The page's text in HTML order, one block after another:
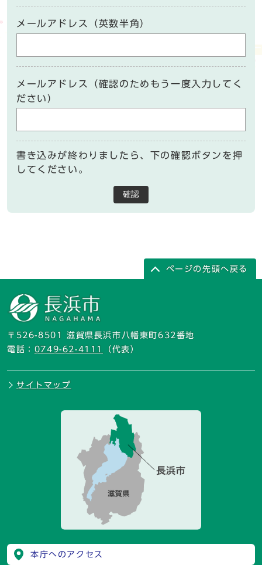
メールアドレス（英数半角）
メールアドレス（確認のためもう一度入力してく
ださい）
書き込みが終わりましたら、下の確認ボタンを押
してください。
確認
ページの先頭へ戻る
〒526-8501 滋賀県長浜市八幡東町632番地
電話： 0749-62-4111 （代表）
サイトマップ
本庁へのアクセス